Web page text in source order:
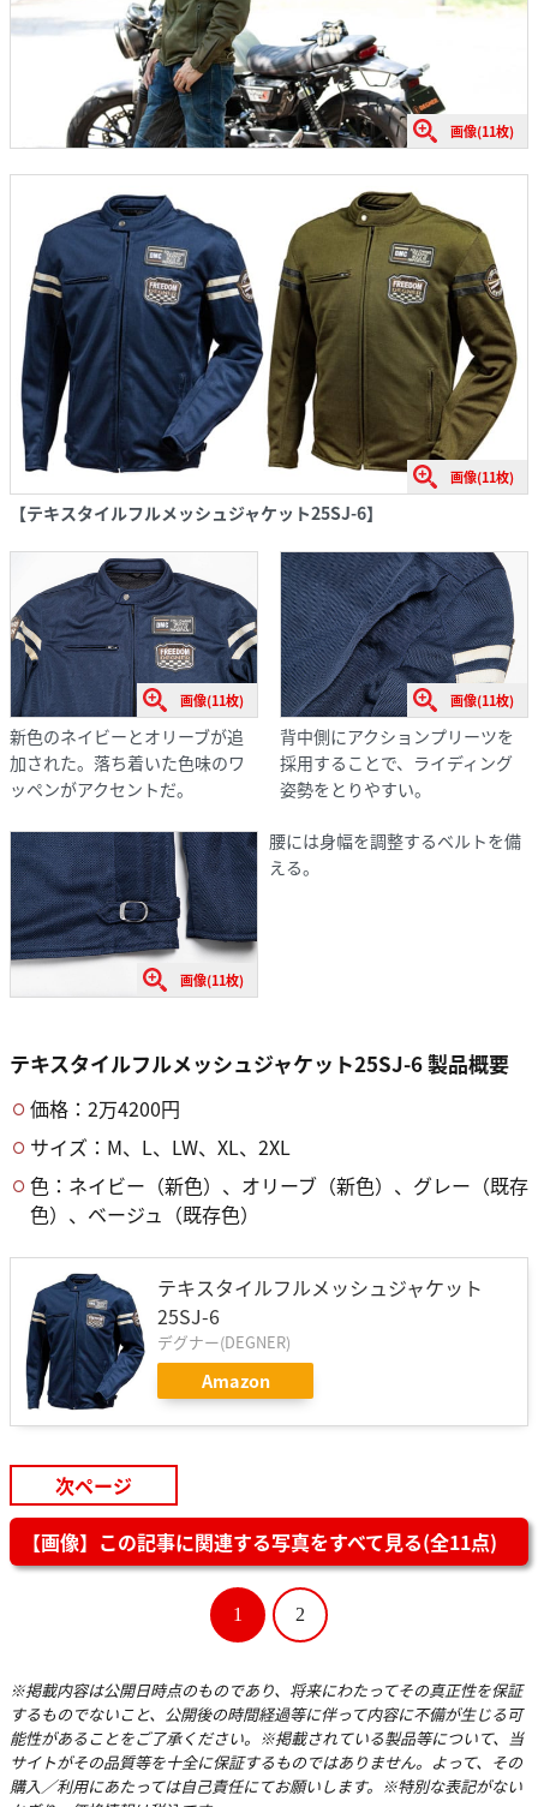
画像(11枚)
画像(11枚)
【テキスタイルフルメッシュジャケット25SJ-6】
画像(11枚)
新色のネイビーとオリーブが追
加された。落ち着いた色味のワ
ッペンがアクセントだ。
画像(11枚)
背中側にアクションプリーツを
採用することで、ライディング
姿勢をとりやすい。
画像(11枚)
腰には身幅を調整するベルトを備
える。
テキスタイルフルメッシュジャケット25SJ-6 製品概要
価格：2万4200円
サイズ：M、L、LW、XL、2XL
色：ネイビー（新色）、オリーブ（新色）、グレー（既存
色）、ベージュ（既存色）
テキスタイルフルメッシュジャケット
25SJ-6
デグナー(DEGNER)
Amazon
次ページ
【画像】この記事に関連する写真をすべて見る(全11点)
1 2
※掲載内容は公開日時点のものであり、将来にわたってその真正性を保証
するものでないこと、公開後の時間経過等に伴って内容に不備が生じる可
能性があることをご了承ください。※掲載されている製品等について、当
サイトがその品質等を十全に保証するものではありません。よって、その
購入／利用にあたっては自己責任にてお願いします。※特別な表記がない